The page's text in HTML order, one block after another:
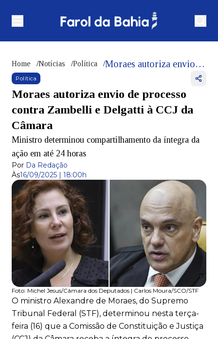
Home /Notícias /Política / Moraes autoriza envio de processo contra Zambelli e Delgatti à CCJ da Câmara
Política
Moraes autoriza envio de processo
contra Zambelli e Delgatti à CCJ da
Câmara
Ministro determinou compartilhamento da íntegra da
ação em até 24 horas
Por Da Redação
Às16/09/2025 | 18:00h
Foto: Michel Jesus/Câmara dos Deputados | Carlos Moura/SCO/STF
O ministro Alexandre de Moraes, do Supremo
Tribunal Federal (STF), determinou nesta terça-
feira (16) que a Comissão de Constituição e Justiça